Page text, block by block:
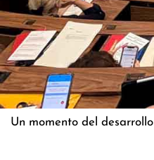
Un momento del